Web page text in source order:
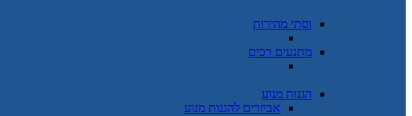
וסתי מהירות
מתנעים רכים
הגנות מנוע
אביזרים להגנות מנוע